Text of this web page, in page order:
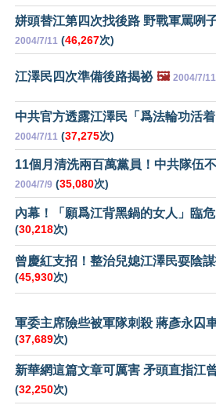
姘頭替江第四次找後路 野戰軍罵咧
2004/7/11 (46,267次)
江澤民四次準備後路揭祕 🖼️ 2004/7/11
中共官方透露江澤民「爲法輪功活
2004/7/11 (37,275次)
11個月清洗兩百萬黨員！中共隊伍
2004/7/9 (35,080次)
內幕！「願爲江背黑鍋的女人」臨
(30,218次)
曾慶紅支招！整治兒媳江澤民耍陰
(45,930次)
軍委主席險些被軍隊刺殺 蔣彥永囚
(37,689次)
新華網這篇文章可厲害 矛頭直指江
(32,250次)